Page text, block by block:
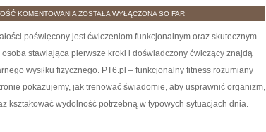
KOMENTOWANIA NOWINKI
FITNESS
MOBILNOŚĆ
REGENERACJA
ZOSTAŁA WYŁĄCZONA SO FAR
poświęcony jest ćwiczeniom funkcjonalnym oraz skutecznym
stawiająca pierwsze kroki i doświadczony ćwiczący znajdą
wysiłku fizycznego. PT6.pl – funkcjonalny fitness rozumiany
pokazujemy, jak trenować świadomie, aby usprawnić organizm,
kształtować wydolność potrzebną w typowych sytuacjach dnia.